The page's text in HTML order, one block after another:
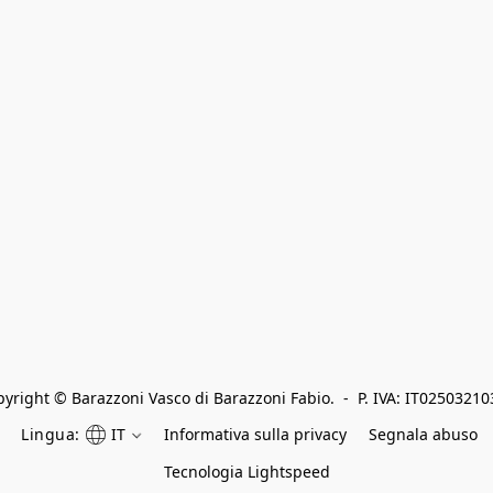
© Barazzoni Vasco di Barazzoni Fabio.  -  P. IVA:
Lingua:
IT Informativa sulla privacy
Segnala abuso
Tecnologia Lightspeed